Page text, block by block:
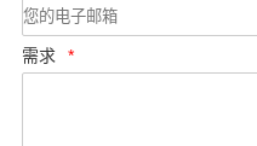
需求 *